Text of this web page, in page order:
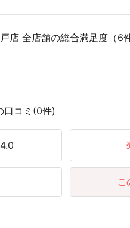
店 全店舗の総合満足度（6件
口コミ(0件)
4.0
こ